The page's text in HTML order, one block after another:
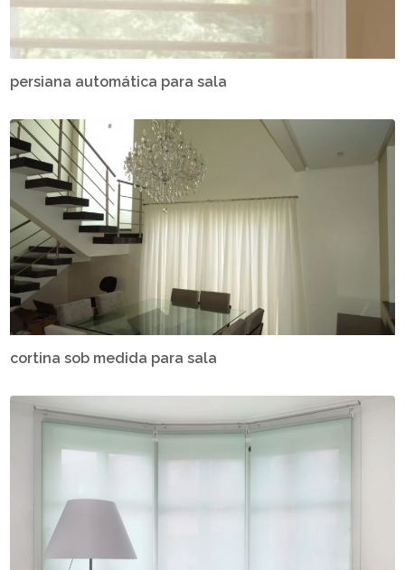
persiana automática para sala
cortina sob medida para sala